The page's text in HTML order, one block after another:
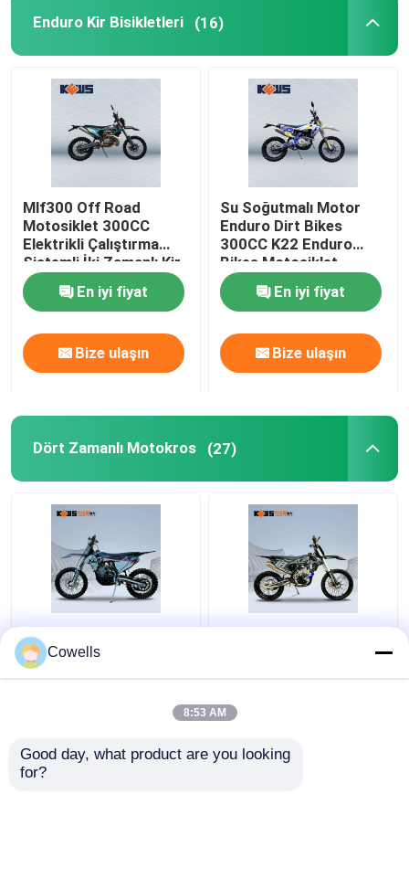
Enduro Kir Bisikletleri (16)
Mlf300 Off Road
Motosiklet 300CC
Elektrikli Çalıştırma
Sistemli İki Zamanlı Kir
Bisikletleri
En iyi fiyat
Bize ulaşın
Su Soğutmalı Motor
Enduro Dirt Bikes
300CC K22 Enduro
Bikes Motosiklet
120KM / H
En iyi fiyat
Bize ulaşın
Dört Zamanlı Motokros (27)
Honda NC300S
Karbüratörlü ve Yakıt
Enjeksiyonlu Hava
Cowells
8:53 AM
Good day, what product are you looking
for?